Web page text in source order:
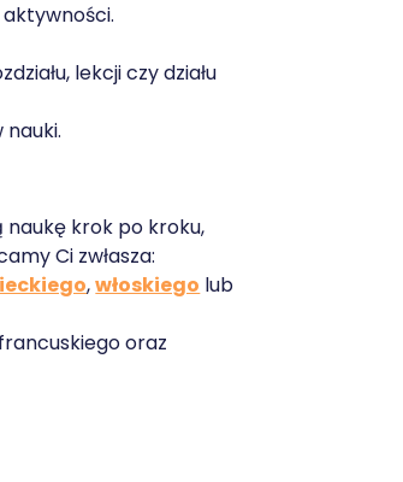
lekcji czy działu
naukę krok po kroku,
Ci zwłasza:
,włoskiego lub
oraz